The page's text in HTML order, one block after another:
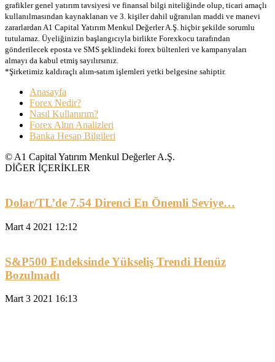
grafikler genel yatırım tavsiyesi ve finansal bilgi niteliğinde olup, ticari amaçlı
kullanılmasından kaynaklanan ve 3. kişiler dahil uğranılan maddi ve manevi
zararlardan A1 Capital Yatırım Menkul Değerler A.Ş. hiçbir şekilde sorumlu
tutulamaz. Üyeliğinizin başlangıcıyla birlikte Forexkocu tarafından
gönderilecek eposta ve SMS şeklindeki forex bültenleri ve kampanyaları
almayı da kabul etmiş sayılırsınız.
*Şirketimiz kaldıraçlı alım-satım işlemleri yetki belgesine sahiptir.
Anasayfa
Forex Nedir?
Nasıl Kullanırım?
Forex Altın Analizleri
Banka Hesap Bilgileri
© A1 Capital Yatırım Menkul Değerler A.Ş.
DİĞER İÇERİKLER
Dolar/TL’de 7.54 Direnci En Önemli Seviye…
Mart 4 2021 12:12
S&P500 Endeksinde Yükseliş Trendi Henüz
Bozulmadı
Mart 3 2021 16:13